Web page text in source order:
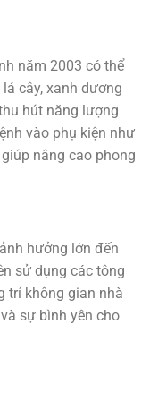
năm 2003 có thể
cây, xanh dương
hút năng lượng
vào phụ kiện như
nâng cao phong
hưởng lớn đến
sử dụng các tông
trí không gian nhà
sự bình yên cho